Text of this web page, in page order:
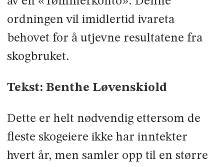
ordningen vil imidlertid ivareta
behovet for å utjevne resultatene fra
skogbruket.
Tekst: Benthe Løvenskiold
Dette er helt nødvendig ettersom de
fleste skogeiere ikke har inntekter
hvert år, men samler opp til en større